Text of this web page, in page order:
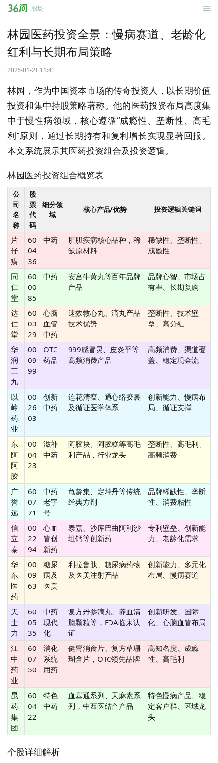
36
职场
林园医药投资全景：慢病赛道、老龄化
红利与长期布局策略
2026-01-21 11:43
林园，作为中国资本市场的传奇投资人，以长期价值
投资和集中持股策略著称。他的医药投资布局高度集
中于慢性病领域，核心遵循“成瘾性、垄断性、高毛
利”原则，通过长期持有和复利增长实现显著回报。
本文系统展示其医药投资组合及投资逻辑。
林园医药投资组合概览表
公
司
名
称
股
票
代
码
细分领
域
核心产品/优势 投资逻辑关键词
片
仔
癀
60
04
36
中药
肝胆疾病核心品种，稀
缺原材料
稀缺性、垄断性、
成瘾性
同
仁
堂
60
00
85
中药
安宫牛黄丸等百年品牌
产品
品牌心智、市场占
有率、长期复购
达
仁
堂
60
03
29
心脑
血管
中药
速效救心丸、滴丸产品
技术优势
垄断性、技术壁
垒、高分红
华
润
三
九
00
09
99
OTC
药品
999感冒灵、皮炎平等
高频消费产品
高频消费、渠道覆
盖、稳定现金流
以
岭
药
业
00
26
03
创新
中药
连花清瘟、通心络胶囊
及循证医学体系
创新能力、慢病布
局、循证支撑
东
阿
阿
胶
00
04
23
滋补
中药
阿胶块、阿胶糕等高毛
利产品，行业龙头
垄断性、高毛利、
高频消费
广
誉
远
60
07
71
中药
老字
号
龟龄集、定坤丹等传统
经典方剂
品牌稀缺性、垄断
性、消费粘性
信
立
泰
00
22
94
心血
管创
新药
泰嘉、沙库巴曲阿利沙
坦钙等创新药
专利壁垒、创新能
力、老龄化需求
华
东
医
药
00
09
63
糖尿
病及
医美
利拉鲁肽、糖尿病药物
及医美注射产品
创新能力、多元化
布局、慢病赛道
天
士
力
60
05
35
中药
现代
化
复方丹参滴丸、养血清
脑颗粒等，FDA临床认
证
创新研发、国际
化、心脑血管布局
江
中
药
业
60
07
50
消化
系统
用药
健胃消食片、复方草珊
瑚含片，OTC领先品牌
高知名度、成瘾
性、高毛利
昆
药
集
团
60
04
22
特色
中药
血塞通系列、天麻素系
列，中西医结合产品
特色慢病产品、稳
定客户群、区域龙
头
个股详细解析